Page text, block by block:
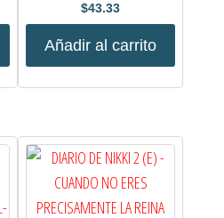
$43.33
Añadir al carrito